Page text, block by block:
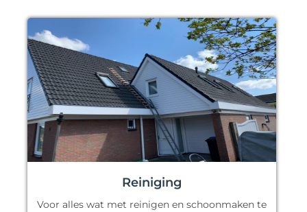
Reiniging
Voor alles wat met reinigen en schoonmaken te